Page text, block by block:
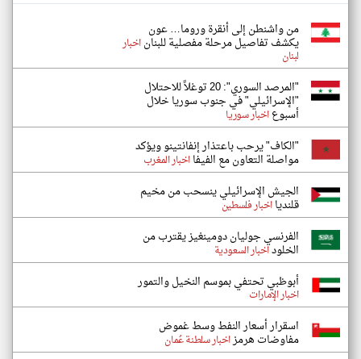
من واشنطن إلى أنقرة وروما… عون
يكشف تفاصيل مرحلة مفصلية للبناناخبار
لبنان
"المرصد السوري": 20 توغلاً للاحتلال
"الإسرائيلي" في جنوب سوريا خلال
أسبوعاخبار سوريا
"الكاف" يرحب باعتذار إنفانتينو ويؤكد
مواصلة التعاون مع الفيفااخبار المغرب
الجيش الإسرائيلي ينسحب من مخيم
قلنديااخبار فلسطين
الفرنسي جوليان دومينغيز يقترب من
الخلوداخبار السعودية
أبوظبي تحتفي بموسم النخيل والتمور
اخبار الإمارات
اسقرار أسعار النفط وسط غموض
مفاوضات هرمزاخبار سلطنة عُمان